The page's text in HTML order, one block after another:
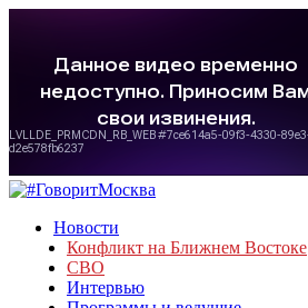
Новости
Конфликт на Ближнем Востоке
СВО
Интервью